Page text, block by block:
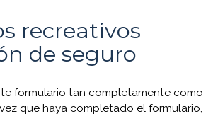
recreativos
de seguro
formulario tan completamente como
que haya completado el formulario,